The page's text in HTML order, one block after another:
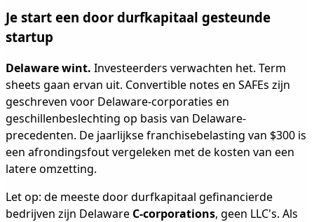
Je start een door durfkapitaal gesteunde
startup
Delaware wint. Investeerders verwachten het. Term
sheets gaan ervan uit. Convertible notes en SAFEs zijn
geschreven voor Delaware-corporaties en
geschillenbeslechting op basis van Delaware-
precedenten. De jaarlijkse franchisebelasting van $300 is
een afrondingsfout vergeleken met de kosten van een
latere omzetting.
Let op: de meeste door durfkapitaal gefinancierde
bedrijven zijn Delaware C-corporations, geen LLC's. Als